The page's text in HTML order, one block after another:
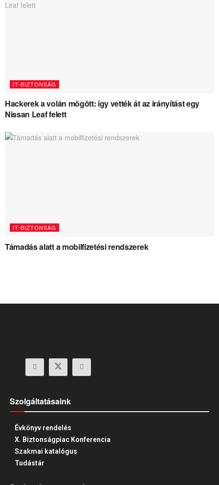
IT-BIZTONSÁG
Hackerek a volán mögött: így vették át az irányítást egy
Nissan Leaf felett
IT-BIZTONSÁG
Támadás alatt a mobilfizetési rendszerek
Szolgáltatásaink
Évkönyv rendelés
X. Biztonságpiac Konferencia
Szakmai katalógus
Tudástár